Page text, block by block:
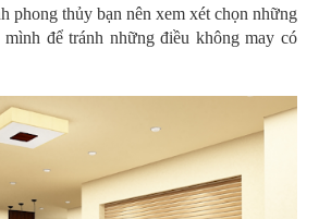
phong thủy bạn nên xem xét chọn những
để tránh những điều không may có